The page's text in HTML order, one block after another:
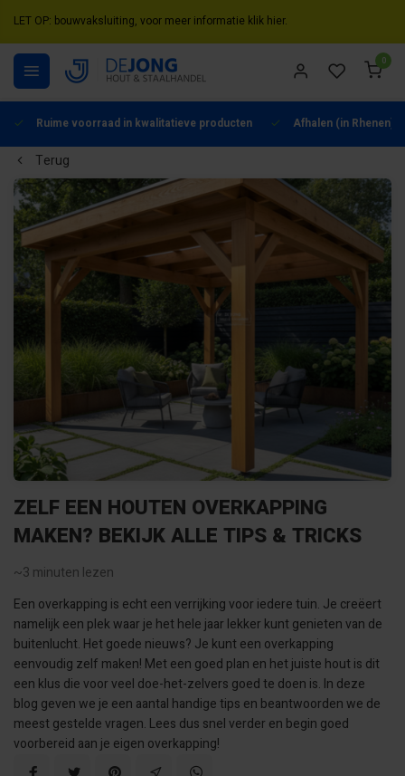
LET OP: bouwvaksluiting, voor meer informatie klik hier.
0
Ruime voorraad in kwalitatieve producten Afhalen (in Rhenen)
Terug
ZELF EEN HOUTEN OVERKAPPING
MAKEN? BEKIJK ALLE TIPS & TRICKS
~3 minuten lezen
Een overkapping is echt een verrijking voor iedere tuin. Je creëert
namelijk een plek waar je het hele jaar lekker kunt genieten van de
buitenlucht. Het goede nieuws? Je kunt een overkapping
eenvoudig zelf maken! Met een goed plan en het juiste hout is dit
een klus die voor veel doe-het-zelvers goed te doen is. In deze
blog geven we je een aantal handige tips en beantwoorden we de
meest gestelde vragen. Lees dus snel verder en begin goed
voorbereid aan je eigen overkapping!